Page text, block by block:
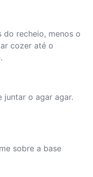
recheio, menos o
cozer até o
juntar o agar agar.
sobre a base